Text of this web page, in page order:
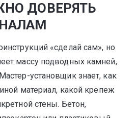
ДОВЕРЯТЬ
«сделай сам», но
массу подводных камней,
установщик знает, как
материал, какой крепеж
стены. Бетон,